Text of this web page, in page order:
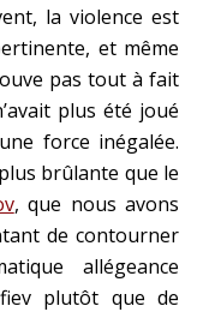
la violence est
et même
pas tout à fait
plus été joué
force inégalée.
brûlante que le
, que nous avons
de contourner
allégeance
plutôt que de